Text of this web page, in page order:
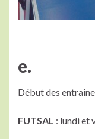
e.
Début des
FUTSAL : lundi et